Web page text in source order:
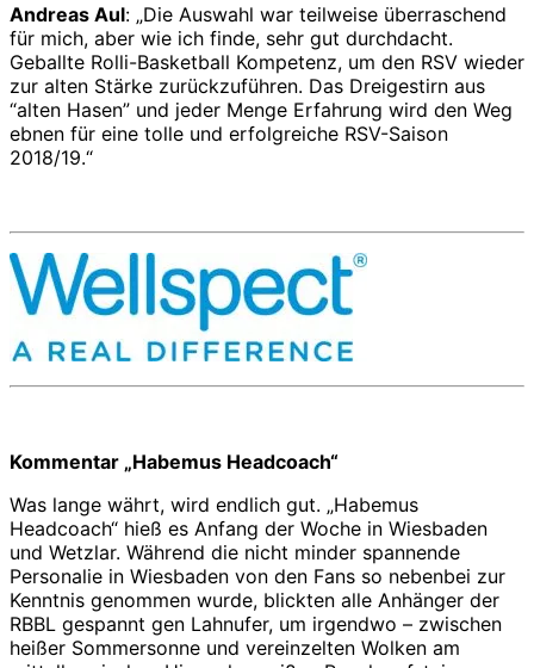
Andreas Aul: „Die Auswahl war teilweise überraschend
für mich, aber wie ich finde, sehr gut durchdacht.
Geballte Rolli-Basketball Kompetenz, um den RSV wieder
zur alten Stärke zurückzuführen. Das Dreigestirn aus
“alten Hasen” und jeder Menge Erfahrung wird den Weg
ebnen für eine tolle und erfolgreiche RSV-Saison
2018/19.“
Kommentar „Habemus Headcoach“
Was lange währt, wird endlich gut. „Habemus
Headcoach“ hieß es Anfang der Woche in Wiesbaden
und Wetzlar. Während die nicht minder spannende
Personalie in Wiesbaden von den Fans so nebenbei zur
Kenntnis genommen wurde, blickten alle Anhänger der
RBBL gespannt gen Lahnufer, um irgendwo – zwischen
heißer Sommersonne und vereinzelten Wolken am